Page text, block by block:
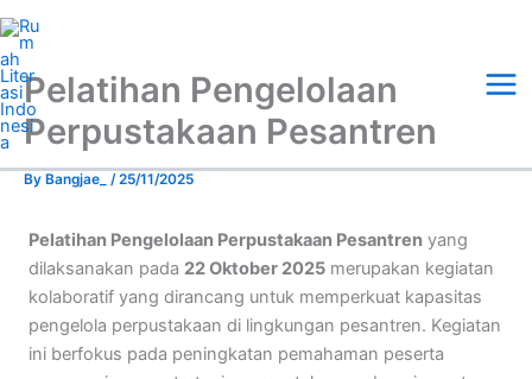
Skip
to
contentPelatihan Pengelolaan
Perpustakaan Pesantren
By Bangjae_ /25/11/2025
Pelatihan Pengelolaan Perpustakaan Pesantren yang
dilaksanakan pada 22 Oktober 2025 merupakan kegiatan
kolaboratif yang dirancang untuk memperkuat kapasitas
pengelola perpustakaan di lingkungan pesantren. Kegiatan
ini berfokus pada peningkatan pemahaman peserta